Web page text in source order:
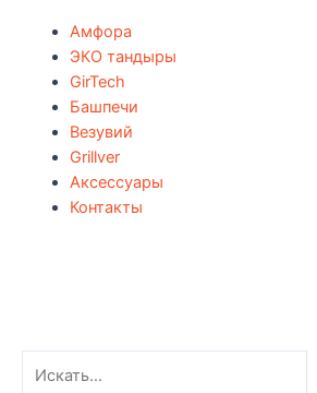
Амфора
ЭКО тандыры
GirTech
Башпечи
Везувий
Grillver
Аксессуары
Контакты